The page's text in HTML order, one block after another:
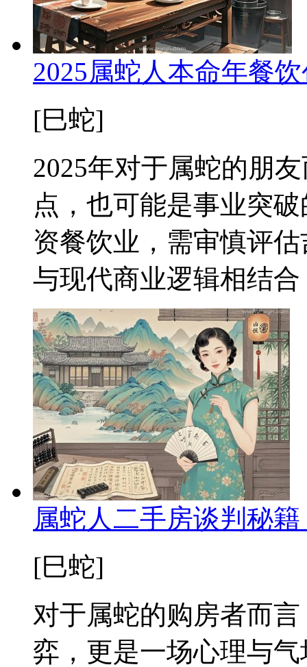
2025属蛇人本命年餐
[巳蛇]
2025年对于属蛇的朋
点，也可能是事业突
资餐饮业，需审慎评
与现代商业逻辑相结
属蛇人二手房谈判秘
[巳蛇]
对于属蛇的购房者而
弈，更是一场心理与